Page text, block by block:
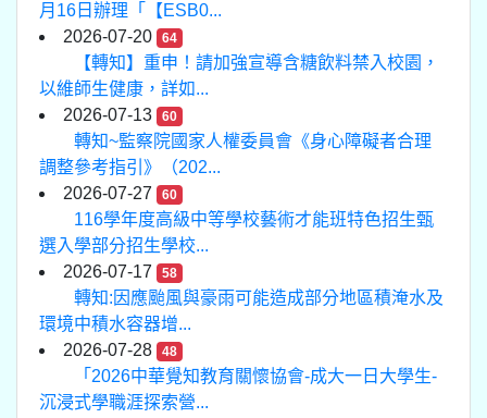
月16日辦理「【ESB0...
2026-07-20
64
【轉知】重申！請加強宣導含糖飲料禁入校園，
以維師生健康，詳如...
2026-07-13
60
轉知~監察院國家人權委員會《身心障礙者合理
調整參考指引》（202...
2026-07-27
60
116學年度高級中等學校藝術才能班特色招生甄
選入學部分招生學校...
2026-07-17
58
轉知:因應颱風與豪雨可能造成部分地區積淹水及
環境中積水容器增...
2026-07-28
48
「2026中華覺知教育關懷協會-成大一日大學生-
沉浸式學職涯探索營...